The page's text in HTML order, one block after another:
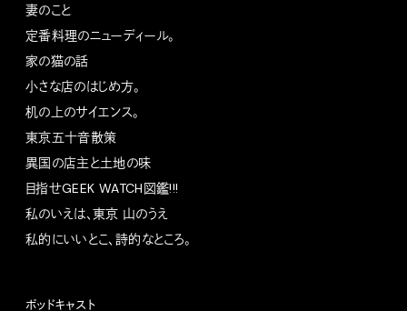
妻のこと
定番料理のニューディール。
家の猫の話
小さな店のはじめ方。
机の上のサイエンス。
東京五十音散策
異国の店主と土地の味
目指せGEEK WATCH図鑑!!!
私のいえは、東京 山のうえ
私的にいいとこ、詩的なところ。
ポッドキャスト